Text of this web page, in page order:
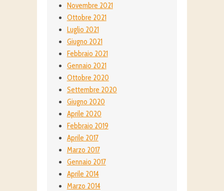
Novembre 2021
Ottobre 2021
Luglio 2021
Giugno 2021
Febbraio 2021
Gennaio 2021
Ottobre 2020
Settembre 2020
Giugno 2020
Aprile 2020
Febbraio 2019
Aprile 2017
Marzo 2017
Gennaio 2017
Aprile 2014
Marzo 2014